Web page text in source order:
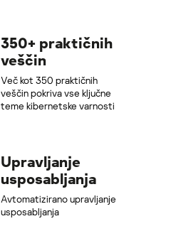
350+ praktičnih
veščin
Več kot 350 praktičnih
veščin pokriva vse ključne
teme kibernetske varnosti
Upravljanje
usposabljanja
Avtomatizirano upravljanje
usposabljanja